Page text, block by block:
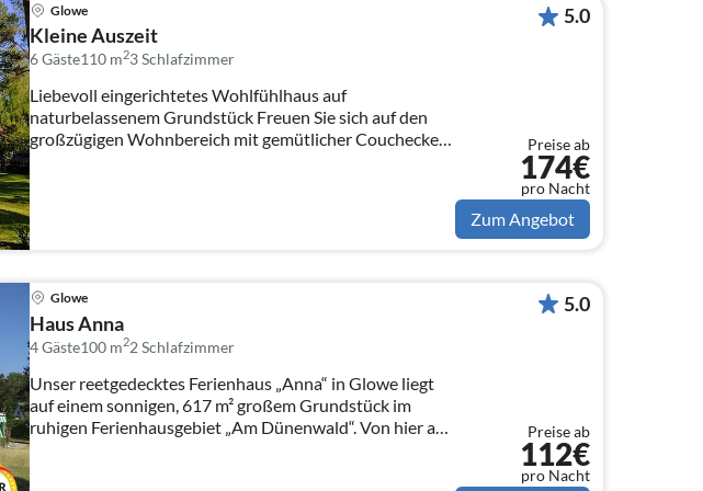
Glowe
Kleine Auszeit
6 Gäste110 m23Schlafzimmer
Liebevoll eingerichtetes Wohlfühlhaus auf
naturbelassenem Grundstück Freuen Sie sich auf den
großzügigen Wohnbereich mit gemütlicher Couchecke,
5.0
Preise ab
174€
pro Nacht
Zum Angebot
Glowe
Haus Anna
4 Gäste100 m22Schlafzimmer
Unser reetgedecktes Ferienhaus „Anna“ in Glowe liegt
auf einem sonnigen, 617 m² großem Grundstück im
ruhigen Ferienhausgebiet „Am Dünenwald“. Von hier aus
5.0
Preise ab
112€
pro Nacht